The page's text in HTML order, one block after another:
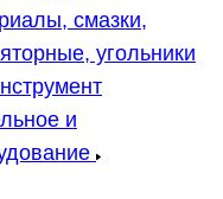
смазки,
угольники
и